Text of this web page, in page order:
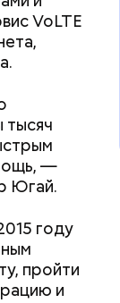
VoLTE
—
Югай.
году
пройти
и
и
тысяч
при
кто может